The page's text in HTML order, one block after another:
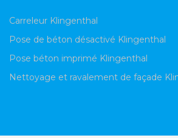
Carreleur Klingenthal
Pose de béton désactivé Klingenthal
Pose béton imprimé Klingenthal
Nettoyage et ravalement de façade